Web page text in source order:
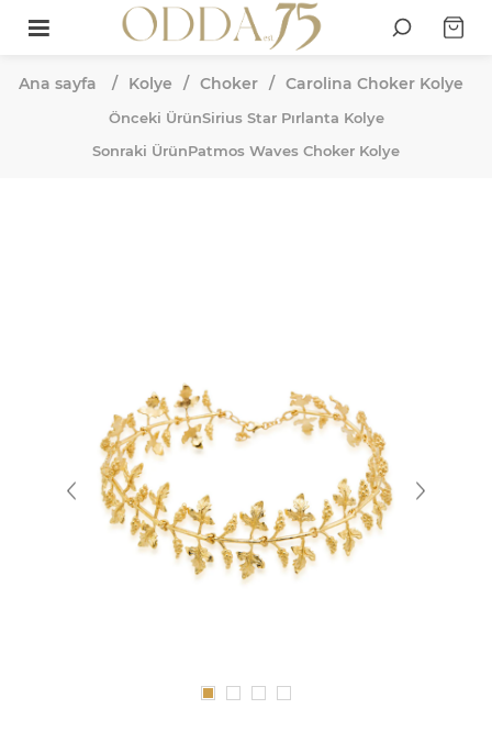
Ana sayfa / Kolye / Choker / Carolina Choker Kolye
Önceki ÜrünSirius Star Pırlanta Kolye
Sonraki ÜrünPatmos Waves Choker Kolye